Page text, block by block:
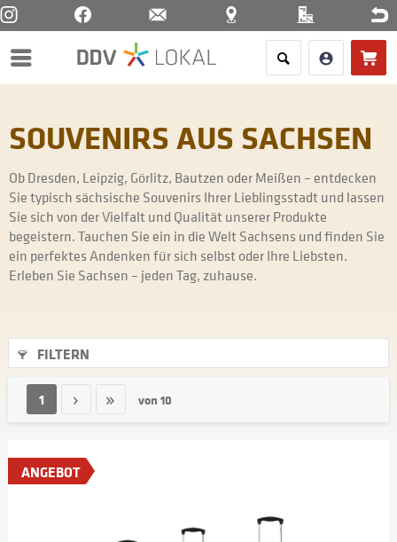
Menü
SOUVENIRS AUS SACHSEN
Ob Dresden, Leipzig, Görlitz, Bautzen oder Meißen – entdecken
Sie typisch sächsische Souvenirs Ihrer Lieblingsstadt und lassen
Sie sich von der Vielfalt und Qualität unserer Produkte
begeistern. Tauchen Sie ein in die Welt Sachsens und finden Sie
ein perfektes Andenken für sich selbst oder Ihre Liebsten.
Erleben Sie Sachsen – jeden Tag, zuhause.
FILTERN
1 von 10
ANGEBOT